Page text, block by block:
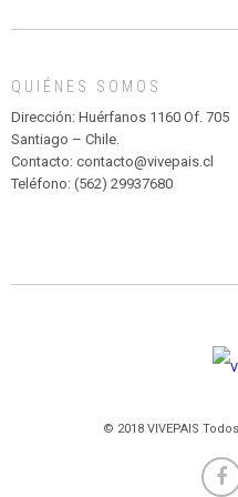
MADAGASCAR
PARQUE
HURATDO
QUIÉNES SOMOS
Dirección: Huérfanos 1160 Of. 705
Santiago – Chile.
Contacto: contacto@vivepais.cl
Teléfono: (562) 29937680
© 2018 VIVEPAIS